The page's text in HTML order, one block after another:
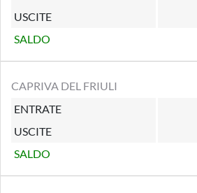
USCITE
SALDO
CAPRIVA DEL FRIULI
ENTRATE
USCITE
SALDO